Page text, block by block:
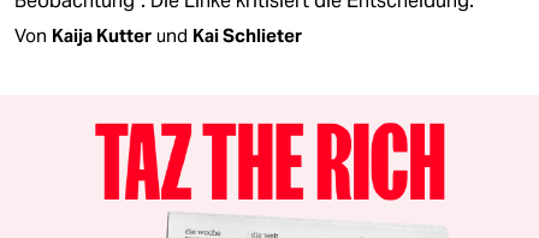
Von Kaija Kutter und Kai Schlieter